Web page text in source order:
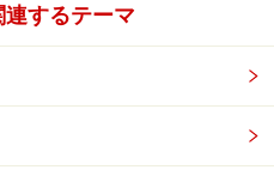
ラゴ ハムニダ／私は猿
するテーマ